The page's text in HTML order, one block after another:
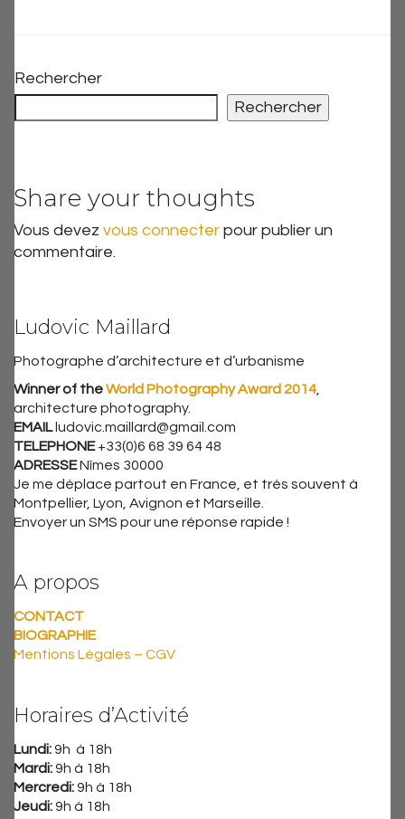
Rechercher
Rechercher
Share your thoughts
Vous devez vous connecter pour publier un
commentaire.
Ludovic Maillard
Photographe d’architecture et d’urbanisme
Winner of theWorld Photography Award 2014
architecture photography.
EMAILludovic.maillard@gmail.com
TELEPHONE+33(0)6 68 39 64 48
ADRESSENîmes 30000
Je me déplace partout en France, et très souvent à
Montpellier, Lyon, Avignon et Marseille.
Envoyer un SMS pour une réponse rapide !
A propos
CONTACT
BIOGRAPHIE
Mentions Légales – CGV
Horaires d’Activité
Lundi:9h à 18h
Mardi:9h à 18h
Mercredi:9h à 18h
Jeudi:9h à 18h